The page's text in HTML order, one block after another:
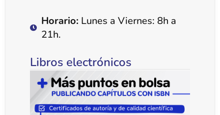
Horario: Lunes a Viernes: 8h a
21h.
Libros electrónicos